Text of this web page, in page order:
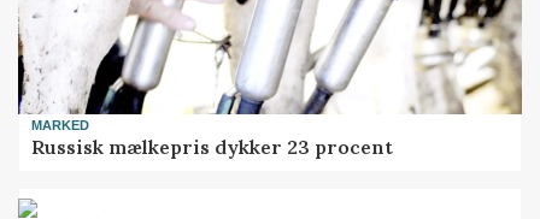
MARKED
Russisk mælkepris dykker 23 procent